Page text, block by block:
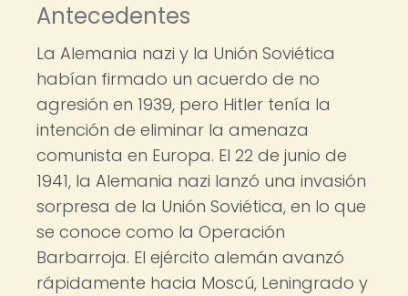
Antecedentes
La Alemania nazi y la Unión Soviética
habían firmado un acuerdo de no
agresión en 1939, pero Hitler tenía la
intención de eliminar la amenaza
comunista en Europa. El 22 de junio de
1941, la Alemania nazi lanzó una invasión
sorpresa de la Unión Soviética, en lo que
se conoce como la Operación
Barbarroja. El ejército alemán avanzó
rápidamente hacia Moscú, Leningrado y